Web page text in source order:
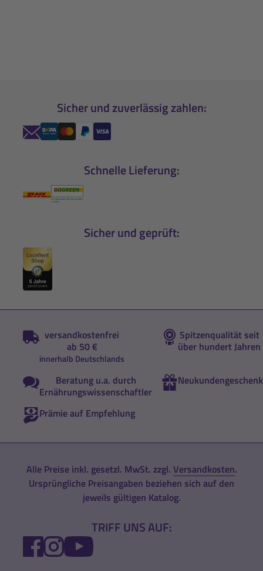
Sicher und zuverlässig zahlen:
Schnelle Lieferung:
Sicher und geprüft:
versandkostenfrei
ab 50 €
innerhalb Deutschlands
Spitzenqualität seit
über hundert Jahren
Beratung u.a. durch
Ernährungswissenschaftler
Neukundengeschenk
Prämie auf Empfehlung
Alle Preise inkl. gesetzl. MwSt. zzgl. Versandkosten.
Ursprüngliche Preisangaben beziehen sich auf den
jeweils gültigen Katalog.
TRIFF UNS AUF:
FACEBOOK
INSTAGRAM
YOUTUBE